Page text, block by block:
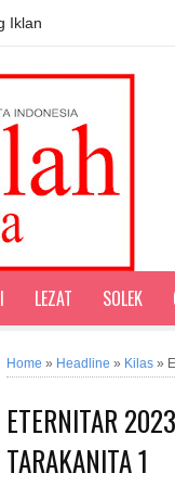
Iklan
LEZAT SOLEK
Home » Headline » Kilas »
ETERNITAR
TARAKANITA 1